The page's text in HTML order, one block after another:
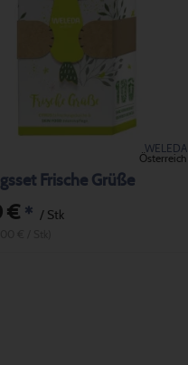
WELEDA
Österreich
Frische Grüße
€* / Stk